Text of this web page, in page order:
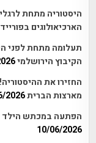
היסטוריה מתחת
הארכיאולוגים
תעלומה מתחת לפני
הקיבוץ הירושלמי
החזירו את
מארצות הברית2026
הפתעה במכתש הילד
10/06/2026